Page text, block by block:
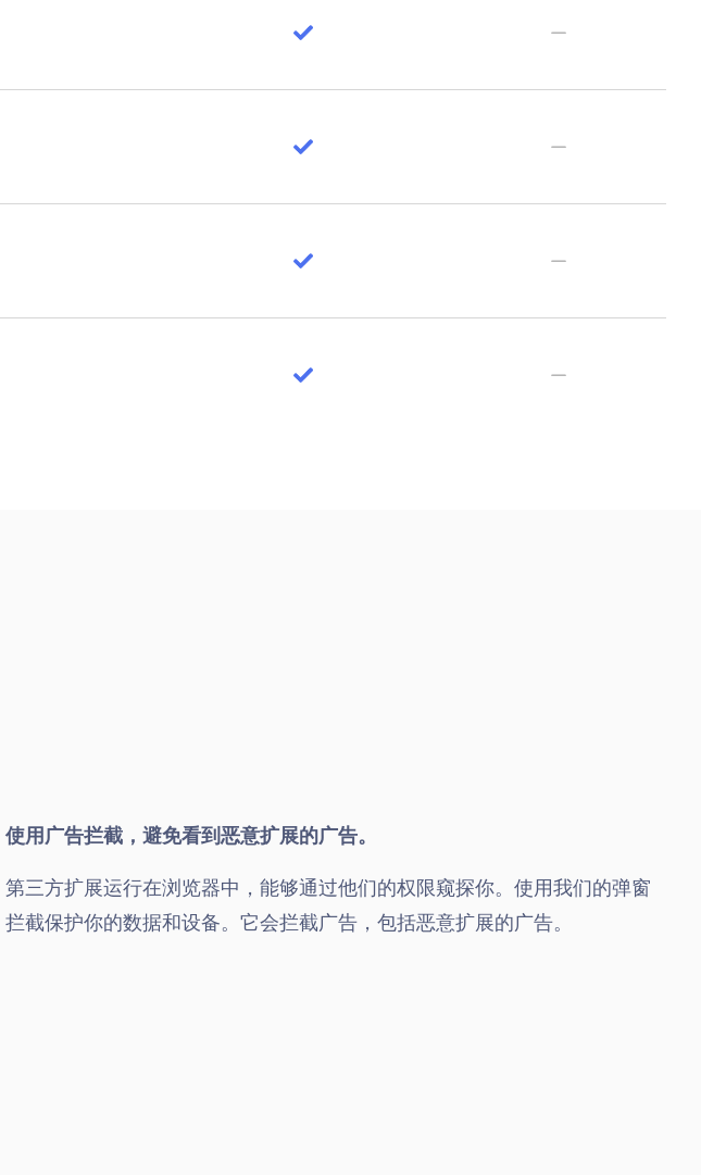
使用广告拦截，避免看到恶意扩展的广告。
第三方扩展运行在浏览器中，能够通过他们的权限窥探你。使用我们的弹窗
拦截保护你的数据和设备。它会拦截广告，包括恶意扩展的广告。